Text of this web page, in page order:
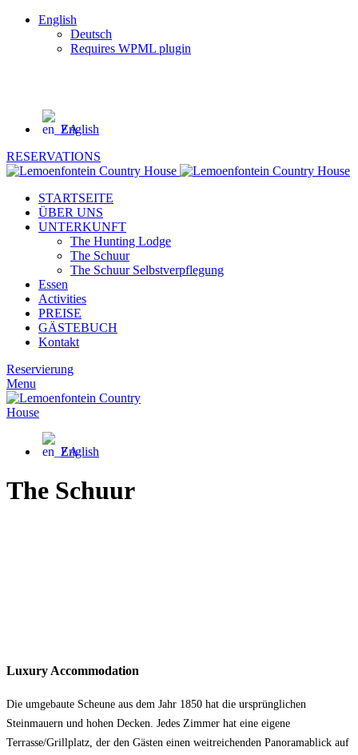
English
Deutsch
Requires WPML plugin
English
RESERVATIONS
STARTSEITE
ÜBER UNS
UNTERKUNFT
The Hunting Lodge
The Schuur
The Schuur Selbstverpflegung
Essen
Activities
PREISE
GÄSTEBUCH
Kontakt
Reservierung
Menu
English
The Schuur
Luxury Accommodation
Die umgebaute Scheune aus dem Jahr 1850 hat die ursprünglichen
Steinmauern und hohen Decken. Jedes Zimmer hat eine eigene
Terrasse/Grillplatz, der den Gästen einen weitreichenden Panoramablick auf